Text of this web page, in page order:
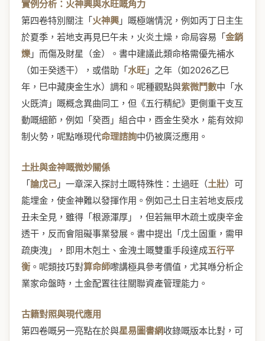
實例分析：火神興與水旺嘅角力
第四卷特別關注「火神興 」嘅極端情況，例如丙丁日主生
於夏季，若地支再見巳午未，火炎土燥，命局容易「金銷
爍 」而傷及財星（金）。書中建議此類命格需優先補水
（如壬癸透干），或借助「水旺 」之年（如2026乙巳
年，巳中藏庚金生水）調和。呢種觀點與紫微鬥數中「水
火既濟」嘅概念異曲同工，但《五行精紀》更側重干支互
動嘅細節，例如「癸酉」組合中，酉金生癸水，能有效抑
制火勢，呢點喺現代命理諮詢中仍被廣泛應用。
土壯與金神嘅微妙關係
「論戊己 」一章深入探討土嘅特殊性：土過旺（土壯）可
能埋金，使金神難以發揮作用。例如己土日主若地支辰戌
丑未全見，雖得「根源渾厚」，但若無甲木疏土或庚辛金
透干，反而會阻礙事業發展。書中提出「戊土固重，需甲
疏庚洩」，即用木剋土、金洩土嘅雙重手段達成五行平
衡。呢類技巧對算命師嚟講極具參考價值，尤其喺分析企
業家命盤時，土金配置往往關聯資產管理能力。
古籍對照與現代應用
第四卷嘅另一亮點在於與星易圖書網收錄嘅版本比對，可